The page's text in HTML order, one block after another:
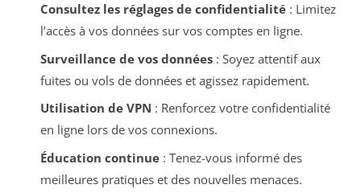
Consultez les réglages de confidentialité: Limitez
l’accès à vos données sur vos comptes en ligne.
Surveillance de vos données: Soyez attentif aux
fuites ou vols de données et agissez rapidement.
Utilisation de VPN : Renforcez votre confidentialité
en ligne lors de vos connexions.
Éducation continue: Tenez-vous informé des
meilleures pratiques et des nouvelles menaces.